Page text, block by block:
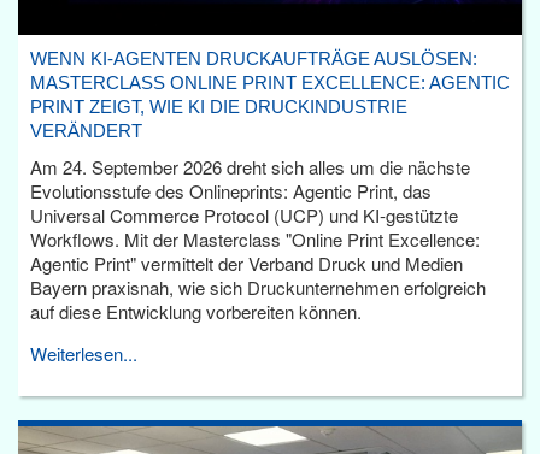
WENN KI-AGENTEN DRUCKAUFTRÄGE AUSLÖSEN:
MASTERCLASS ONLINE PRINT EXCELLENCE: AGENTIC
PRINT ZEIGT, WIE KI DIE DRUCKINDUSTRIE
VERÄNDERT
Am 24. September 2026 dreht sich alles um die nächste
Evolutionsstufe des Onlineprints: Agentic Print, das
Universal Commerce Protocol (UCP) und KI-gestützte
Workflows. Mit der Masterclass "Online Print Excellence:
Agentic Print" vermittelt der Verband Druck und Medien
Bayern praxisnah, wie sich Druckunternehmen erfolgreich
auf diese Entwicklung vorbereiten können.
Weiterlesen...